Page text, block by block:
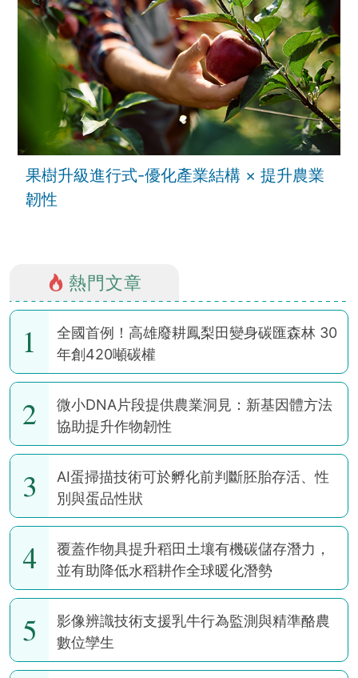
果樹升級進行式-優化產業結構 × 提升農業
韌性
熱門文章
1
全國首例！高雄廢耕鳳梨田變身碳匯森林 30
年創420噸碳權
2
微小DNA片段提供農業洞見：新基因體方法
協助提升作物韌性
3
AI蛋掃描技術可於孵化前判斷胚胎存活、性
別與蛋品性狀
4
覆蓋作物具提升稻田土壤有機碳儲存潛力，
並有助降低水稻耕作全球暖化潛勢
5
影像辨識技術支援乳牛行為監測與精準酪農
數位孿生